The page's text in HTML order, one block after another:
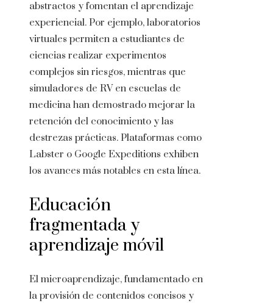
abstractos y fomentan el aprendizaje
experiencial. Por ejemplo, laboratorios
virtuales permiten a estudiantes de
ciencias realizar experimentos
complejos sin riesgos, mientras que
simuladores de RV en escuelas de
medicina han demostrado mejorar la
retención del conocimiento y las
destrezas prácticas. Plataformas como
Labster o Google Expeditions exhiben
los avances más notables en esta línea.
Educación
fragmentada y
aprendizaje móvil
El microaprendizaje, fundamentado en
la provisión de contenidos concisos y